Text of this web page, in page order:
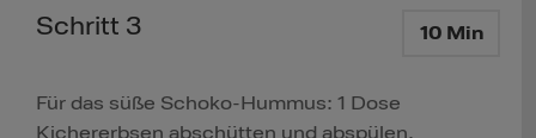
Schritt 3 10 Min
Für das süße Schoko-Hummus: 1 Dose